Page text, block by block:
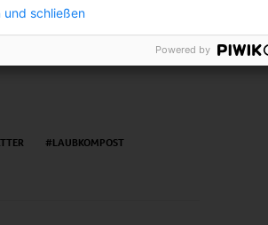
LAUBKOMPOST
und schließen
Powered by